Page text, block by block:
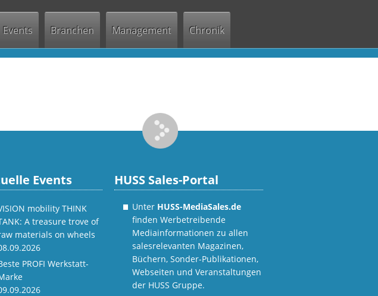
Events Branchen Management Chronik
Events
mobility THINK
A treasure trove of
materials on wheels
PROFI Werkstatt-
HUSS Sales-Portal
Unter HUSS-MediaSales.de
finden Werbetreibende
Mediainformationen zu allen
salesrelevanten Magazinen,
Büchern, Sonder-Publikationen,
Webseiten und Veranstaltungen
der HUSS Gruppe.